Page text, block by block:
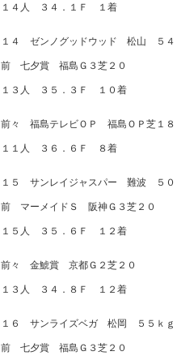
１４人 ３４．１Ｆ １着
１４ ゼンノグッドウッド 松山 ５４
前 七夕賞 福島Ｇ３芝２０
１３人 ３５．３Ｆ １０着
前々 福島テレビＯＰ 福島ＯＰ芝１８
１１人 ３６．６Ｆ ８着
１５ サンレイジャスパー 難波 ５０
前 マーメイドＳ 阪神Ｇ３芝２０
１５人 ３５．６Ｆ １２着
前々 金鯱賞 京都Ｇ２芝２０
１３人 ３４．８Ｆ １２着
１６ サンライズベガ 松岡 ５５ｋｇ
前 七夕賞 福島Ｇ３芝２０